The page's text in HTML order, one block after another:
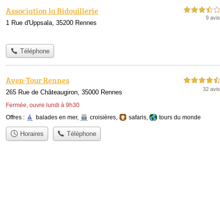
Association la Bidouillerie
1 Rue d'Uppsala, 35200 Rennes
3,5 étoiles sur 5
9 avis
Téléphone
Aven-Tour Rennes
265 Rue de Châteaugiron, 35000 Rennes
Fermée, ouvre lundi à 9h30
4,5 étoiles sur 5
32 avis
Offres : balades en mer, croisières, safaris, tours du monde
Horaires Téléphone